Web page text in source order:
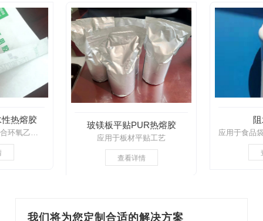
热熔胶
玻镁板平贴PUR热熔胶
应用于板材平贴工艺
查看详情
我们将为您定制合适的解决方案